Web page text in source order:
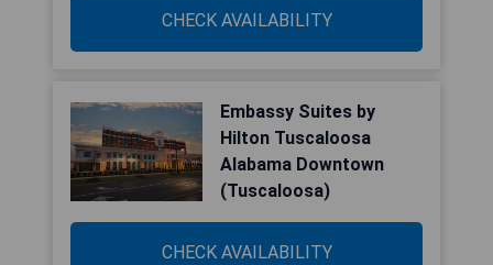
CHECK AVAILABILITY
Embassy Suites by
Hilton Tuscaloosa
Alabama Downtown
(Tuscaloosa)
CHECK AVAILABILITY